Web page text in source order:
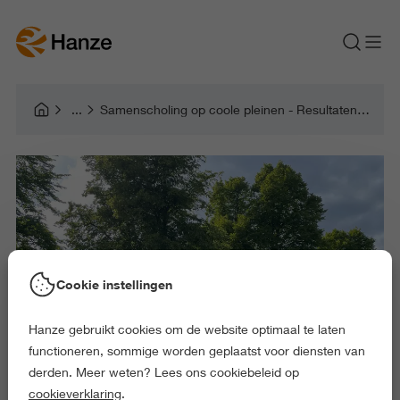
Samenscholing op coole pleinen - Resultaten beschikbaar
Cookie instellingen
Hanze gebruikt cookies om de website optimaal te laten
functioneren, sommige worden geplaatst voor diensten van
derden. Meer weten? Lees ons cookiebeleid op
cookieverklaring.